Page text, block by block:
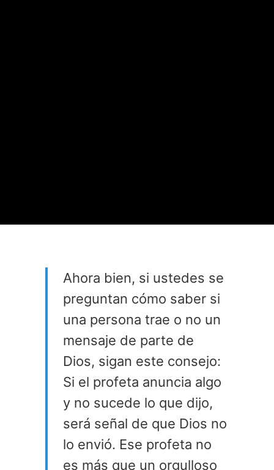
Ahora bien, si ustedes se
preguntan cómo saber si
una persona trae o no un
mensaje de parte de
Dios, sigan este consejo:
Si el profeta anuncia algo
y no sucede lo que dijo,
será señal de que Dios no
lo envió. Ese profeta no
es más que un orgulloso